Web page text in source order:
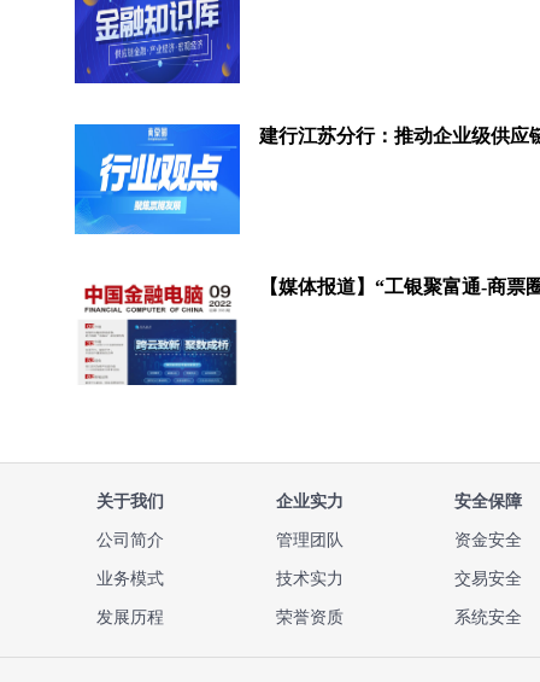
关于我们
公司简介
业务模式
发展历程
企业实力
管理团队
技术实力
荣誉资质
安全保障
资金安全
交易安全
系统安全